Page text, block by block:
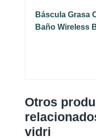
Báscula Grasa
Baño Wireless
Otros
vidri